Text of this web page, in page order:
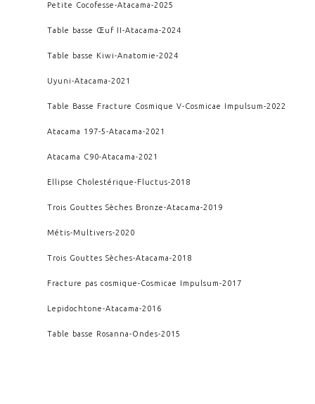
Petite Cocofesse-Atacama-2025
Table basse Œuf II-Atacama-2024
Table basse Kiwi-Anatomie-2024
Uyuni-Atacama-2021
Table Basse Fracture Cosmique V-Cosmicae Impulsum-2022
Atacama 197-5-Atacama-2021
Atacama C90-Atacama-2021
Ellipse Cholestérique- Fluctus-2018
Trois Gouttes Sèches Bronze-Atacama-2019
Métis-Multivers-2020
Trois Gouttes Sèches-Atacama-2018
Fracture pas cosmique-Cosmicae Impulsum-2017
Lepidochtone-Atacama-2016
Table basse Rosanna-Ondes-2015